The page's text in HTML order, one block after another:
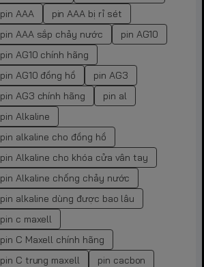
pin AAA
pin AAA bị rỉ sét
pin AAA sắp chảy nước
pin AG10
pin AG10 chính hãng
pin AG10 đồng hồ
pin AG3
pin AG3 chính hãng
pin al
pin Alkaline
pin alkaline cho đồng hồ
pin Alkaline cho khóa cửa vân tay
pin Alkaline chống chảy nước
pin alkaline dùng được bao lâu
pin c maxell
pin C Maxell chính hãng
pin C trung maxell
pin cacbon